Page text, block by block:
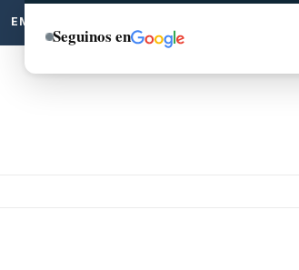
EMPRENDE VERDE
Seguinos en